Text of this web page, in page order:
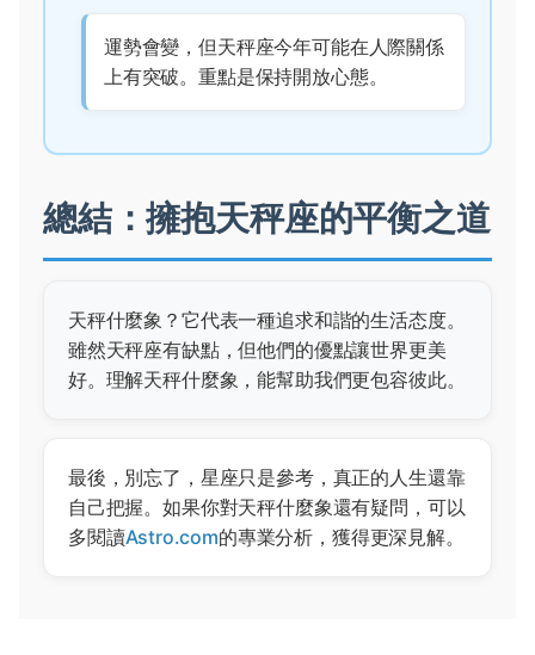
運勢會變，但天秤座今年可能在人際關係
上有突破。重點是保持開放心態。
總結：擁抱天秤座的平衡之道
天秤什麼象？它代表一種追求和諧的生活态度。
雖然天秤座有缺點，但他們的優點讓世界更美
好。理解天秤什麼象，能幫助我們更包容彼此。
最後，別忘了，星座只是參考，真正的人生還靠
自己把握。如果你對天秤什麼象還有疑問，可以
多閱讀Astro.com的專業分析，獲得更深見解。